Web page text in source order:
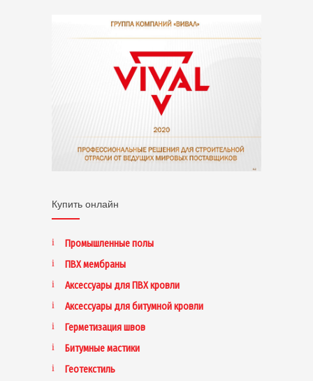
Купить онлайн
Промышленные полы
ПВХ мембраны
Аксессуары для ПВХ кровли
Аксессуары для битумной кровли
Герметизация швов
Битумные мастики
Геотекстиль